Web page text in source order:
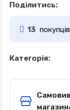
Поділитись:
13
Категорія: